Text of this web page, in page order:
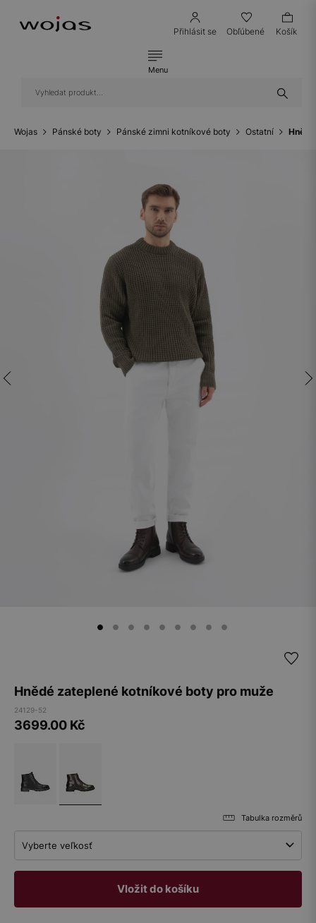
Přihlásit se Obľúbené Košík
Menu
Wojas Pánské boty Pánské zimni kotníkové boty Ostatní
Hnědé zateplené kotníkové boty pro muže
24129-52
3699.00 Kč
Tabulka rozměrů
Vyberte veľkosť
Vložit do košíku